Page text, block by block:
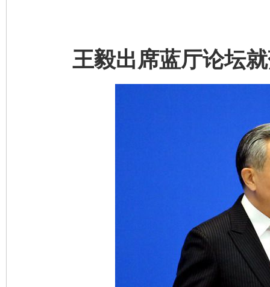
王毅出席蓝厅论坛就